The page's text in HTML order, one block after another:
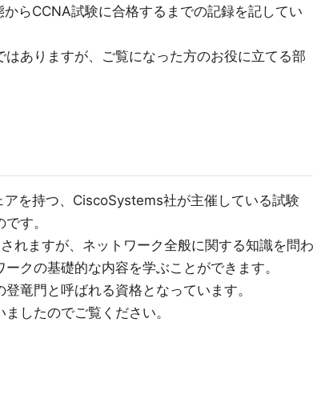
らCCNA試験に合格するまでの記録を記してい
ありますが、ご覧になった方のお役に立てる部
を持つ、CiscoSystems社が主催している試験
す。
れますが、ネットワーク全般に関する知識を問わ
クの基礎的な内容を学ぶことができます。
竜門と呼ばれる資格となっています。
したのでご覧ください。